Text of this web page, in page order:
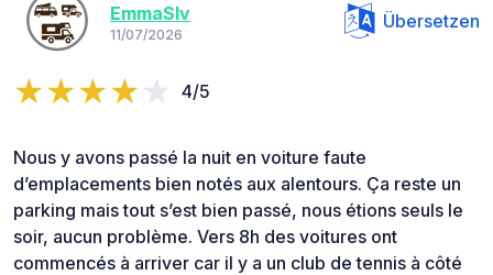
EmmaSlv
11/07/2026
Übersetzen
4/5
Nous y avons passé la nuit en voiture faute
d’emplacements bien notés aux alentours. Ça reste un
parking mais tout s’est bien passé, nous étions seuls le
soir, aucun problème. Vers 8h des voitures ont
commencés à arriver car il y a un club de tennis à côté